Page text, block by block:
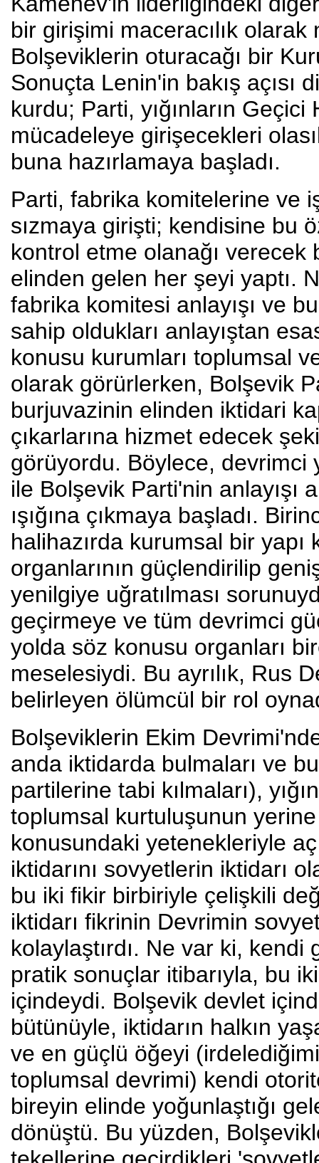
bir girişimi maceracılık
Bolşeviklerin oturacağı bir
Sonuçta Lenin'in bakış açısı
kurdu; Parti, yığınların
mücadeleye girişecekleri
buna hazırlamaya başladı.
Parti, fabrika komitelerine ve
sızmaya girişti; kendisine bu
kontrol etme olanağı
elinden gelen her şeyi yaptı.
fabrika komitesi anlayışı ve
sahip oldukları anlayıştan
konusu kurumları toplumsal
olarak görürlerken, Bolşevik
burjuvazinin elinden iktidari
çıkarlarına hizmet edecek
görüyordu. Böylece, devrimci
ile Bolşevik Parti'nin anlayışı
ışığına çıkmaya başladı.
halihazırda kurumsal bir
organlarının güçlendirilip
yenilgiye uğratılması
geçirmeye ve tüm devrimci
yolda söz konusu organları
meselesiydi. Bu ayrılık, Rus
belirleyen ölümcül bir rol
Bolşeviklerin Ekim
anda iktidarda bulmaları ve
partilerine tabi kılmaları),
toplumsal kurtuluşunun
konusundaki yetenekleriyle
iktidarını sovyetlerin iktidarı
bu iki fikir birbiriyle çelişkili
iktidarı fikrinin Devrimin
kolaylaştırdı. Ne var ki, kendi
pratik sonuçlar itibarıyla, bu
içindeydi. Bolşevik devlet
bütünüyle, iktidarın halkın
ve en güçlü öğeyi
toplumsal devrimi) kendi
bireyin elinde yoğunlaştığı
dönüştü. Bu yüzden,